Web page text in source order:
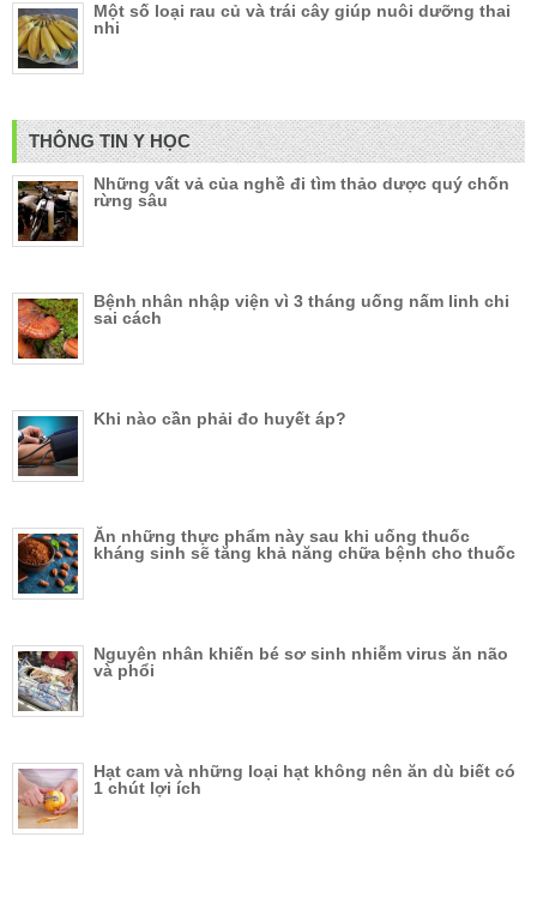
Một số loại rau củ và trái cây giúp nuôi dưỡng thai
nhi
THÔNG TIN Y HỌC
Những vất vả của nghề đi tìm thảo dược quý chốn
rừng sâu
Bệnh nhân nhập viện vì 3 tháng uống nấm linh chi
sai cách
Khi nào cần phải đo huyết áp?
Ăn những thực phẩm này sau khi uống thuốc
kháng sinh sẽ tăng khả năng chữa bệnh cho thuốc
Nguyên nhân khiến bé sơ sinh nhiễm virus ăn não
và phổi
Hạt cam và những loại hạt không nên ăn dù biết có
1 chút lợi ích